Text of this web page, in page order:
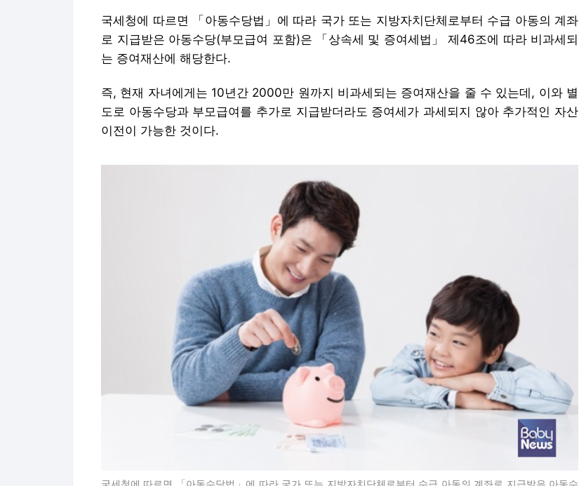
국세청에 따르면 「아동수당법」에 따라 국가 또는 지방자치단체로부터 수급 아동의 계좌
로 지급받은 아동수당(부모급여 포함)은 「상속세 및 증여세법」 제46조에 따라 비과세되
는 증여재산에 해당한다.
즉, 현재 자녀에게는 10년간 2000만 원까지 비과세되는 증여재산을 줄 수 있는데, 이와 별
도로 아동수당과 부모급여를 추가로 지급받더라도 증여세가 과세되지 않아 추가적인 자산
이전이 가능한 것이다.
국세청에 따르면 「아동수당법」에 따라 국가 또는 지방자치단체로부터 수급 아동의 계좌로 지급받은 아동수